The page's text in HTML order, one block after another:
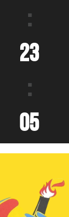
:
23
:
06